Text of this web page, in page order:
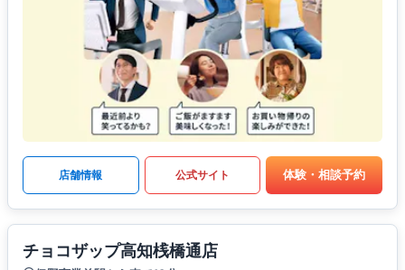
店舗情報 公式サイト 体験・相談予約
チョコザップ高知桟橋通店